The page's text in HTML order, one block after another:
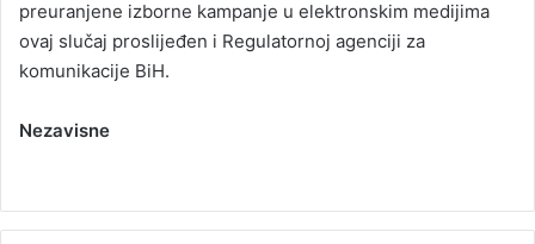
preuranjene izborne kampanje u elektronskim medijima
ovaj slučaj proslijeđen i Regulatornoj agenciji za
komunikacije BiH.
Nezavisne